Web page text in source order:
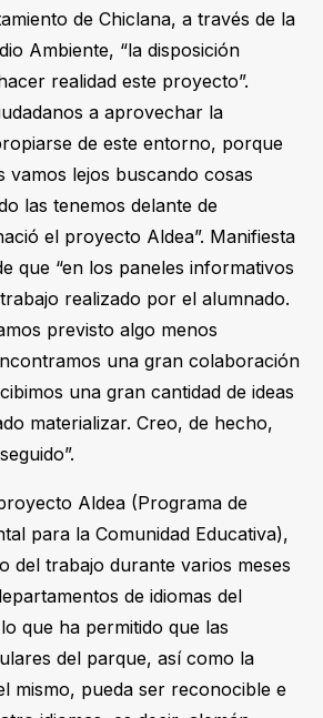
de Chiclana, a través de la
Ambiente, “la disposición
realidad este proyecto”.
a aprovechar la
de este entorno, porque
vamos lejos buscando cosas
las tenemos delante de
el proyecto Aldea”. Manifiesta
que “en los paneles informativos
realizado por el alumnado.
previsto algo menos
una gran colaboración
una gran cantidad de ideas
materializar. Creo, de hecho,
Aldea (Programa de
para la Comunidad Educativa),
del trabajo durante varios meses
de idiomas del
que ha permitido que las
del parque, así como la
mismo, pueda ser reconocible e